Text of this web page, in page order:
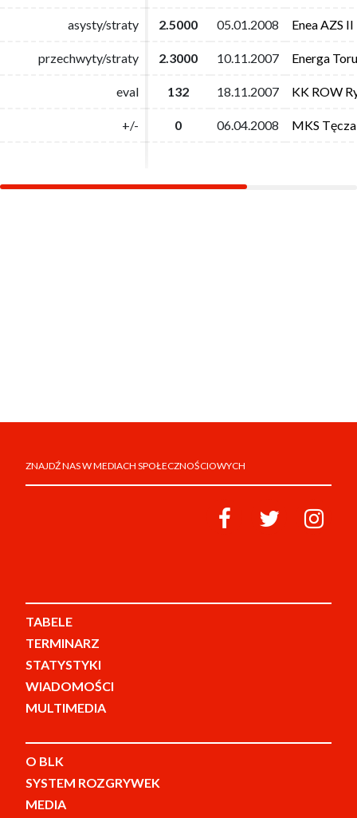
asysty/straty 2.5000 05.01.2008 Enea AZS
przechwyty/straty 2.3000 10.11.2007 Energa
eval 132 18.11.2007 KK ROW
+/- 0 06.04.2008 MKS
asysty/straty 2.5000 05.01.2008 Enea AZS
przechwyty/straty 2.3000 10.11.2007 Energa
eval 132 18.11.2007 KK ROW
+/- 0 06.04.2008 MKS
ZNAJDŹ NAS W MEDIACH SPOŁECZNOŚCIOWYCH
TABELE
TERMINARZ
STATYSTYKI
WIADOMOŚCI
MULTIMEDIA
O BLK
SYSTEM ROZGRYWEK
MEDIA